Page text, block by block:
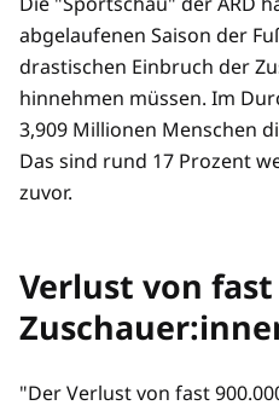
abgelaufenen Saison der
drastischen Einbruch der
hinnehmen müssen. Im
3,909 Millionen Menschen
Das sind rund 17 Prozent
zuvor.
Verlust von fast
"Der Verlust von fast